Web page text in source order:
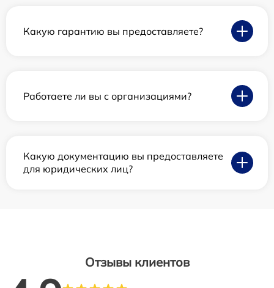
Какую гарантию вы предоставляете?
Работаете ли вы с организациями?
Какую документацию вы предоставляете
для юридических лиц?
Отзывы клиентов